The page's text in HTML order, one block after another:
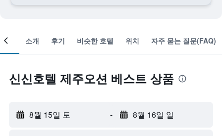
객실 소개 후기 비슷한 호텔 위치 자주 묻는 질문(FAQ)
신신호텔 제주오션 베스트 상품
8월 15일 토 - 8월 16일 일